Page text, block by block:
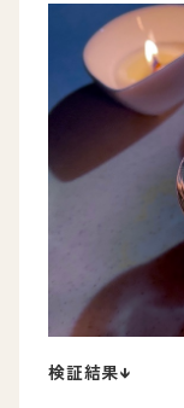
検証結果↓